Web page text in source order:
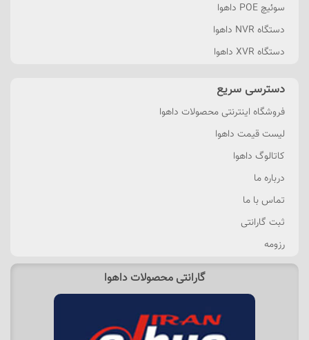
سوئیچ POE داهوا
دستگاه NVR داهوا
دستگاه XVR داهوا
دسترسی سریع
فروشگاه اینترنتی محصولات داهوا
لیست قیمت داهوا
کاتالوگ داهوا
درباره ما
تماس با ما
ثبت گارانتی
رزومه
گارانتی محصولات داهوا